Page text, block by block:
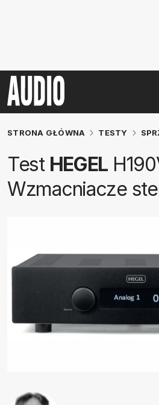
STRONA GŁÓWNA TESTY
Test HEGEL
Wzmacniacze